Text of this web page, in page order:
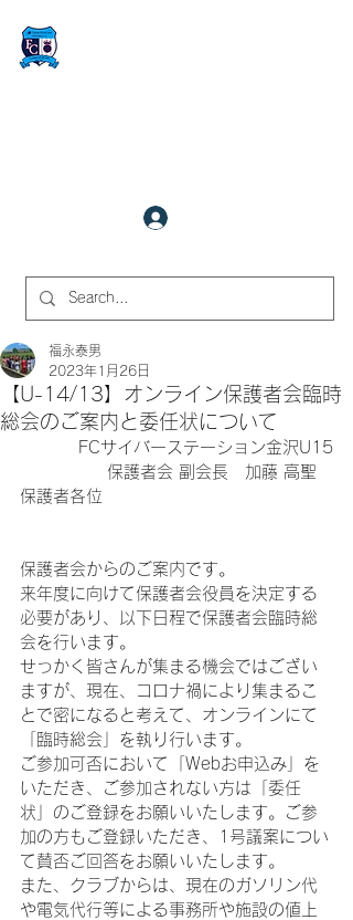
【U-14/13】オンライン保護者会臨時
総会のご案内と委任状について
福永泰男
2023年1月26日
FCサイバーステーション金沢U15
保護者会 副会長　加藤 高聖
保護者各位
保護者会からのご案内です。
来年度に向けて保護者会役員を決定する
必要があり、以下日程で保護者会臨時総
会を行います。
せっかく皆さんが集まる機会ではござい
ますが、現在、コロナ禍により集まるこ
とで密になると考えて、オンラインにて
「臨時総会」を執り行います。
ご参加可否において「Webお申込み」を
いただき、ご参加されない方は「委任
状」のご登録をお願いいたします。ご参
加の方もご登録いただき、1号議案につい
て賛否ご回答をお願いいたします。
また、クラブからは、現在のガソリン代
や電気代行等による事務所や施設の値上